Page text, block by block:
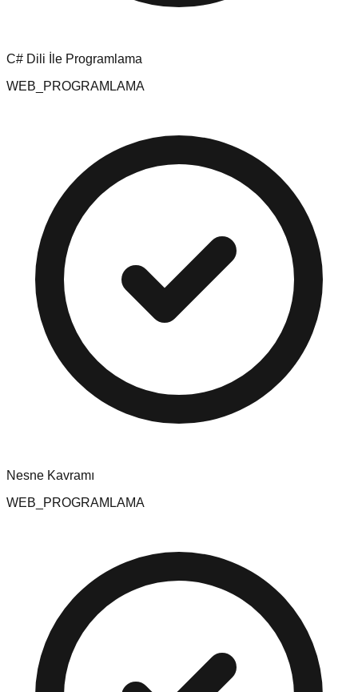
C# Dili İle Programlama
WEB_PROGRAMLAMA
Nesne Kavramı
WEB_PROGRAMLAMA